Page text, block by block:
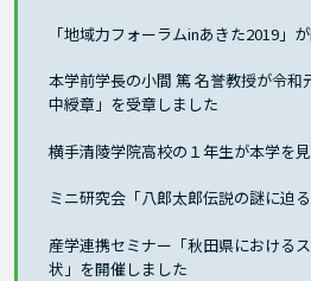
「地域力フォーラムinあきた2019」
本学前学長の小間 篤 名誉教授が令和
中綬章」を受章しました
横手清陵学院高校の１年生が本学を
ミニ研究会「八郎太郎伝説の謎に迫
産学連携セミナー「秋田県における
状」を開催しました